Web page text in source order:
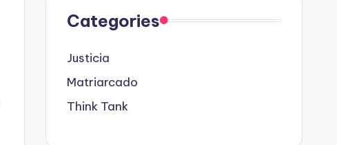
Categories
Justicia
Matriarcado
Think Tank